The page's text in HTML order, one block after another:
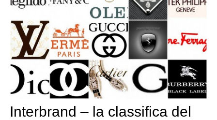
Interbrand – la classifica del